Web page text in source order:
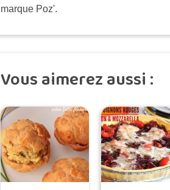
marque Poz'.
Vous aimerez aussi :